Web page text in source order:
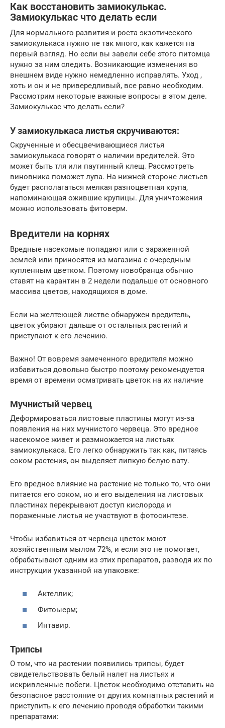
Как восстановить замиокулькас.
Замиокулькас что делать если
Для нормального развития и роста экзотического
замиокулькаса нужно не так много, как кажется на
первый взгляд. Но если вы завели себе этого питомца
нужно за ним следить. Возникающие изменения во
внешнем виде нужно немедленно исправлять. Уход ,
хоть и он и не привередливый, все равно необходим.
Рассмотрим некоторые важные вопросы в этом деле.
Замиокулькас что делать если?
У замиокулькаса листья скручиваются:
Скрученные и обесцвечивающиеся листья
замиокулькаса говорят о наличии вредителей. Это
может быть тля или паутинный клещ. Рассмотреть
виновника поможет лупа. На нижней стороне листьев
будет располагаться мелкая разноцветная крупа,
напоминающая ожившие крупицы. Для уничтожения
можно использовать фитоверм.
Вредители на корнях
Вредные насекомые попадают или с зараженной
землей или приносятся из магазина с очередным
купленным цветком. Поэтому новобранца обычно
ставят на карантин в 2 недели подальше от основного
массива цветов, находящихся в доме.
Если на желтеющей листве обнаружен вредитель,
цветок убирают дальше от остальных растений и
приступают к его лечению.
Важно! От вовремя замеченного вредителя можно
избавиться довольно быстро поэтому рекомендуется
время от времени осматривать цветок на их наличие
Мучнистый червец
Деформироваться листовые пластины могут из-за
появления на них мучнистого червеца. Это вредное
насекомое живет и размножается на листьях
замиокулькаса. Его легко обнаружить так как, питаясь
соком растения, он выделяет липкую белую вату.
Его вредное влияние на растение не только то, что они
питается его соком, но и его выделения на листовых
пластинах перекрывают доступ кислорода и
пораженные листья не участвуют в фотосинтезе.
Чтобы избавиться от червеца цветок моют
хозяйственным мылом 72%, и если это не помогает,
обрабатывают одним из этих препаратов, разводя их по
инструкции указанной на упаковке:
Актеллик;
Фитоыерм;
Интавир.
Трипсы
О том, что на растении появились трипсы, будет
свидетельствовать белый налет на листьях и
искривленные побеги. Цветок необходимо отставить на
безопасное расстояние от других комнатных растений и
приступить к его лечению проводя обработки такими
препаратами: